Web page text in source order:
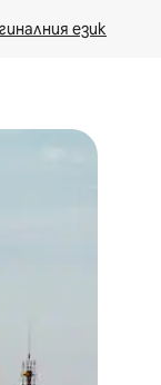
език